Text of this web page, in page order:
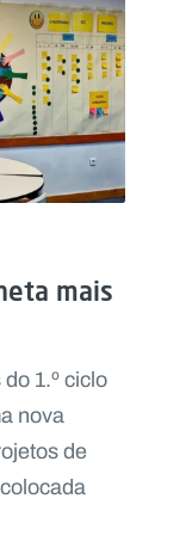
mais
1.º ciclo
nova
de